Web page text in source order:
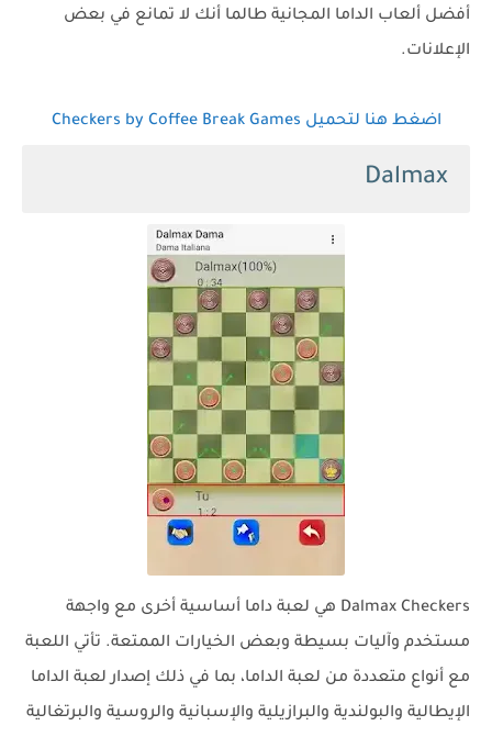
أفضل ألعاب الداما المجانية طالما أنك لا تمانع في بعض
الإعلانات.
اضغط هنا لتحميل Checkers by Coffee Break Games
Dalmax
Dalmax Checkers هي لعبة داما أساسية أخرى مع واجهة
مستخدم وآليات بسيطة وبعض الخيارات الممتعة. تأتي اللعبة
مع أنواع متعددة من لعبة الداما، بما في ذلك إصدار لعبة الداما
الإيطالية والبولندية والبرازيلية والإسبانية والروسية والبرتغالية